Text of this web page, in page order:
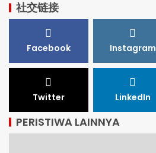
社交链接
Facebook Instagram
Twitter LinkedIn
PERISTIWA LAINNYA